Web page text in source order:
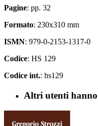
Pagine: pp. 32
Formato: 230x310 mm
ISMN: 979-0-2153-1317-0
Codice: HS 129
Codice int.: hs129
Altri utenti hanno